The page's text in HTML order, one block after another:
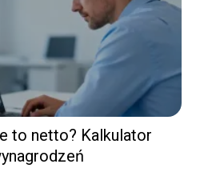
to netto? Kalkulator